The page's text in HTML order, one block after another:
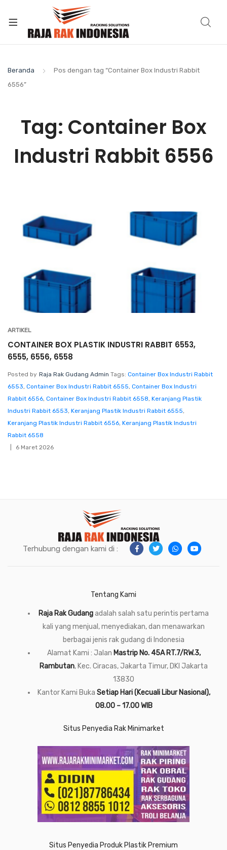
Beranda
Pos dengan tag “Container Box Industri Rabbit
6556”
Tag: Container Box
Industri Rabbit 6556
ARTIKEL
CONTAINER BOX PLASTIK INDUSTRI RABBIT 6553,
6555, 6556, 6558
Posted by Raja Rak Gudang Admin Tags: Container Box Industri Rabbit
6553, Container Box Industri Rabbit 6555, Container Box Industri
Rabbit 6556, Container Box Industri Rabbit 6558, Keranjang Plastik
Industri Rabbit 6553, Keranjang Plastik Industri Rabbit 6555,
Keranjang Plastik Industri Rabbit 6556, Keranjang Plastik Industri
Rabbit 6558
6 Maret 2026
Terhubung dengan kami di :
Tentang Kami
Raja Rak Gudangadalah salah satu perintis pertama
kali yang menjual, menyediakan, dan menawarkan
berbagai jenis rak gudang di Indonesia
Alamat Kami : Jalan Mastrip No. 45A RT.7/RW.3,
Rambutan, Kec. Ciracas, Jakarta Timur, DKI Jakarta
13830
Kantor Kami Buka Setiap Hari (Kecuali Libur Nasional),
08.00 – 17.00 WIB
Situs Penyedia Rak Minimarket
Situs Penyedia Produk Plastik Premium